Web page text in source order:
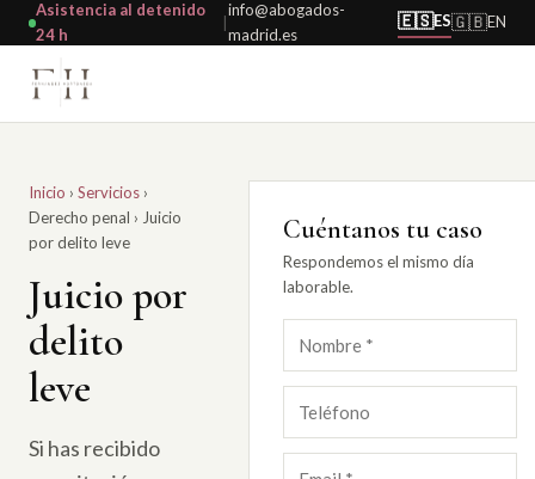
Asistencia al detenido
24 h
|
info@abogados-
madrid.es
🇪🇸ES🇬🇧EN
Inicio › Servicios ›
Derecho penal › Juicio
por delito leve
Juicio por
delito
leve
Si has recibido
Cuéntanos tu caso
Respondemos el mismo día
laborable.